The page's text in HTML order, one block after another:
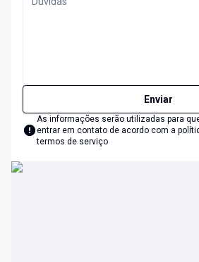
Enviar
As informações serão utilizadas para
entrar em contato de acordo com a
termos de serviço